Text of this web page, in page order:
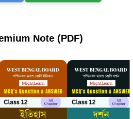
Note (PDF)